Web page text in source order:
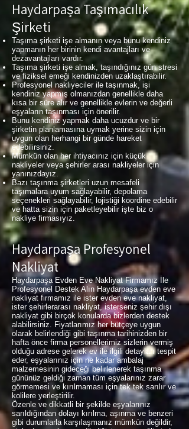
Haydarpaşa Taşımacılık
Şirketi
Taşıma şirketi işe almanın veya bunu kendiniz
yapmanın her birinin kendi avantajları ve
dezavantajları vardır.
Taşıma şirketi işe almak, taşındığınız gün stresi
ve fiziksel emeği kendinizden uzaklaştırabilir.
Profesyonel nakliyeciler ile taşınmak, işi
kendiniz yapmış olmanızdan genellikle daha
kısa bir süre alır ve genellikle evlerin ve değerli
eşyaların taşınması için önerilir.
Bunu kendiniz yapmak daha ucuzdur ve bir
şirketin planlamasına uymak yerine sizin için
uygun olan herhangi bir günde hareket
edebilirsiniz.
Mümkün olan her ihtiyacınız için küçük
nakliyeler veya şehirler arası nakliyeler için
yanınızdayız.
Bazı taşınma şirketleri uzun mesafeli
taşımalara uyum sağlayabilir, depolama
seçenekleri sağlayabilir, lojistiği koordine edebilir
ve hatta sizin için paketleyebilir işte biz o
nakliye firmasıyız.
Haydarpaşa Profesyonel
Nakliyat
Haydarpaşa Evden Eve Nakliyat Firmamız İle
Profesyonel Destek Alın Haydarpaşa evden eve
nakliyat firmamız ile ister evden eve nakliyat,
ister şehirlerarası nakliyat, isterseniz şehir dışı
nakliyat gibi birçok konularda bizlerden destek
alabilirsiniz. Fiyatlarımız her bütçeye uygun
olarak belirlendiği gibi taşınma tarihinizden bir
hafta önce firma personellerimiz sizlerin vermiş
olduğu adrese gelerek ev ile ilgili detayları tespit
eder, eşyalarınız için ne kadar ambalaj
malzemesinin gideceği belirlenerek taşınma
gününüz geldiği zaman tüm eşyalarınız zarar
görmemesi ve kırılmaması için tek tek sarılır ve
kolilere yerleştirilir.
Özenle ve dikkatli bir şekilde eşyalarınız
sarıldığından dolayı kırılma, aşınma ve benzeri
gibi durumlarla karşılaşmanız mümkün değildir,